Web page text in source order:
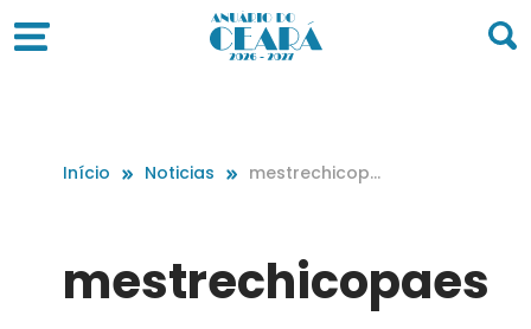
Início Noticias
mestrechicopa
mestrechicopaes